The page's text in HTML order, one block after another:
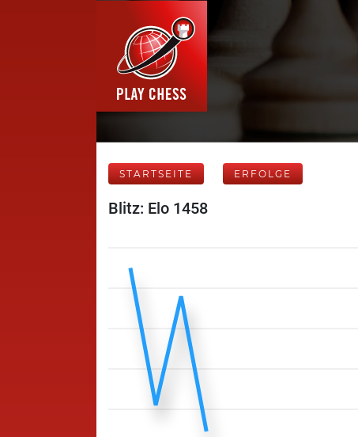
STARTSEITE ERFOLGE
Blitz: Elo 1458